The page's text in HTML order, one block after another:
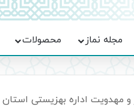
مجله نماز محصولات
و مهدویت اداره بهزیستی